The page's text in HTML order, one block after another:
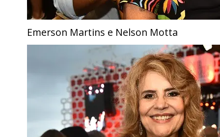
Emerson Martins e Nelson Motta